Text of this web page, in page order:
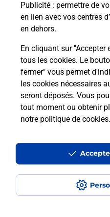
Publicité : permettre de
en lien avec vos centres
en dehors.
En cliquant sur "Accepter
tous les cookies. Le
fermer" vous permet
les cookies nécessaires
seront déposés. Vous
tout moment ou obtenir
notre politique de cookies.
Comment est
téléassistance
Localiser Liste
Liste -
Hautes-Pyrénées - téléassistance
Accessibilité : partiellement
Conditions contractuelles
Mentions légales